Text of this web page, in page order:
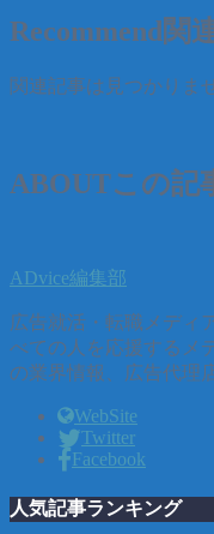
Recommend関
関連記事は見つかりま
ABOUTこの記
ADvice編集部
広告就活・転職メディ
べての人を応援するメ
の業界情報、広告代理
WebSite
Twitter
Facebook
人気記事ランキング